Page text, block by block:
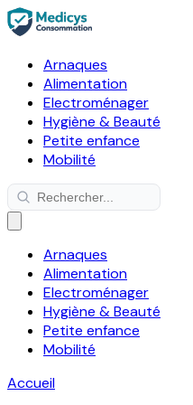
Arnaques
Alimentation
Electroménager
Hygiène & Beauté
Petite enfance
Mobilité
Arnaques
Alimentation
Electroménager
Hygiène & Beauté
Petite enfance
Mobilité
Accueil